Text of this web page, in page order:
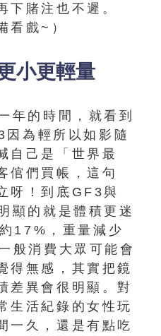
下賭注也不遲。
看戲~）
小更輕量
年的時間，就看到
為輕所以如影隨
自己是「世界最
倌們買帳，這句
呀！到底GF3與
顯的就是體積更迷
17%，重量減少
般消費大眾可能會
得無感，其實把鏡
差異會很明顯。對
生活紀錄的女性玩
一久，還是有點吃